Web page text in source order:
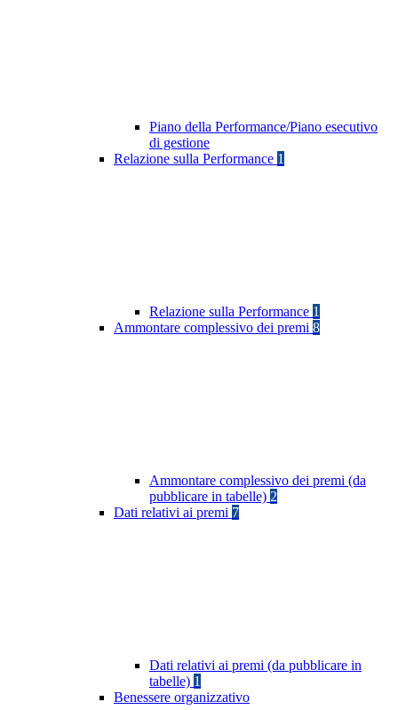
Piano della Performance/Piano esecutivo
di gestione
Relazione sulla Performance 1
Relazione sulla Performance 1
Ammontare complessivo dei premi 8
Ammontare complessivo dei premi (da
pubblicare in tabelle) 2
Dati relativi ai premi 7
Dati relativi ai premi (da pubblicare in
tabelle) 1
Benessere organizzativo